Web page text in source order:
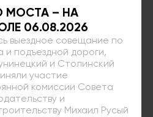
МОСТА – НА
06.08.2026
выездное совещание по
и подъездной дороги,
и Столинский
участие
комиссии Совета
и
Михаил Русый